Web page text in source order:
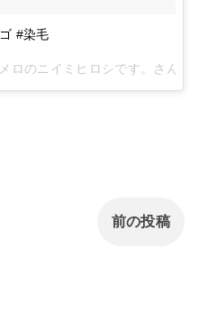
#染毛
ロのニイミヒロシです。 さん
前の投稿